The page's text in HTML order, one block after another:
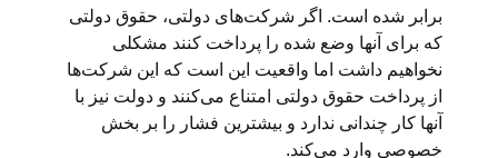
برابر شده است. اگر شرکت‌های دولتی، حقوق دولتی
که برای آنها وضع شده را پرداخت کنند مشکلی
نخواهیم داشت اما واقعیت این است که این شرکت‌ها
از پرداخت حقوق دولتی امتناع می‌کنند و دولت نیز با
آنها کار چندانی ندارد و بیشترین فشار را بر بخش
‌خصوصی وارد می‌کند.